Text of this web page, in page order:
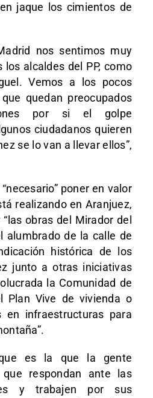
jaque los cimientos de
nos sentimos muy
alcaldes del PP, como
Vemos a los pocos
quedan preocupados
por si el golpe
ciudadanos quieren
se lo van a llevar ellos”,
poner en valor
realizando en Aranjuez,
obras del Mirador del
alumbrado de la calle de
histórica de los
junto a otras iniciativas
la Comunidad de
Plan Vive de vivienda o
en infraestructuras para
es la que la gente
que respondan ante las
y trabajen por sus